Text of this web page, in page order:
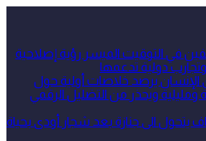
في التوقيت الميسر رؤية إصلاحية
وتجارب دولية تدعمها
يرصد خلاصات أولية حول
ومليلية ويحذر من التضليل الرقمي
الى جنازة بعد شجار أودى بحياة